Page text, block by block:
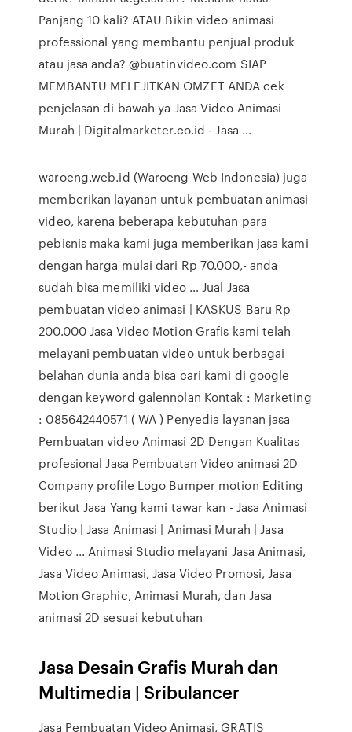
Panjang 10 kali? ATAU Bikin video animasi
professional yang membantu penjual produk
atau jasa anda? @buatinvideo.com SIAP
MEMBANTU MELEJITKAN OMZET ANDA cek
penjelasan di bawah ya Jasa Video Animasi
Murah | Digitalmarketer.co.id - Jasa ...
waroeng.web.id (Waroeng Web Indonesia) juga
memberikan layanan untuk pembuatan animasi
video, karena beberapa kebutuhan para
pebisnis maka kami juga memberikan jasa kami
dengan harga mulai dari Rp 70.000,- anda
sudah bisa memiliki video … Jual Jasa
pembuatan video animasi | KASKUS Baru Rp
200.000 Jasa Video Motion Grafis kami telah
melayani pembuatan video untuk berbagai
belahan dunia anda bisa cari kami di google
dengan keyword galennolan Kontak : Marketing
: 085642440571 ( WA ) Penyedia layanan jasa
Pembuatan video Animasi 2D Dengan Kualitas
profesional Jasa Pembuatan Video animasi 2D
Company profile Logo Bumper motion Editing
berikut Jasa Yang kami tawar kan - Jasa Animasi
Studio | Jasa Animasi | Animasi Murah | Jasa
Video ... Animasi Studio melayani Jasa Animasi,
Jasa Video Animasi, Jasa Video Promosi, Jasa
Motion Graphic, Animasi Murah, dan Jasa
animasi 2D sesuai kebutuhan
Jasa Desain Grafis Murah dan
Multimedia | Sribulancer
Jasa Pembuatan Video Animasi, GRATIS